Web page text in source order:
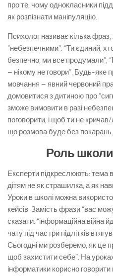
про те, чому однокласники
як розпізнати маніпуляцію.
Психолог називає кілька фраз,
“небезпечними”: “Ти єдиний,
безпечно, ми все продумали”,
– нікому не говори”. Будь-яке
мовчання – явний червоний
домовитися з дитиною про
зможе вимовити в разі
поговорити, і щоб ти не
що розмова буде без покарань.
Роль
Експерти підкреслюють: тема
дітям не як страшилка, а як
Уроки в школі можна
кейсів. Замість фрази “вас
сказати: “інформаційна війна
чату під час гри підлітків
Сьогодні ми розберемо, як це
щоб захистити себе”. На
інформатики корисно